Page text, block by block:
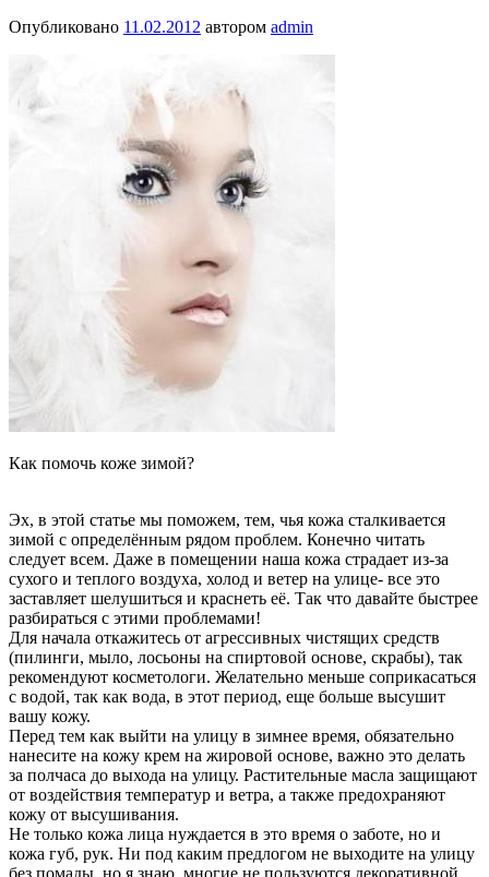
Опубликовано 11.02.2012 автором admin
Как помочь коже зимой?
Эх, в этой статье мы поможем, тем, чья кожа сталкивается
зимой с определённым рядом проблем. Конечно читать
следует всем. Даже в помещении наша кожа страдает из-за
сухого и теплого воздуха, холод и ветер на улице- все это
заставляет шелушиться и краснеть её. Так что давайте быстрее
разбираться с этими проблемами!
Для начала откажитесь от агрессивных чистящих средств
(пилинги, мыло, лосьоны на спиртовой основе, скрабы), так
рекомендуют косметологи. Желательно меньше соприкасаться
с водой, так как вода, в этот период, еще больше высушит
вашу кожу.
Перед тем как выйти на улицу в зимнее время, обязательно
нанесите на кожу крем на жировой основе, важно это делать
за полчаса до выхода на улицу. Растительные масла защищают
от воздействия температур и ветра, а также предохраняют
кожу от высушивания.
Не только кожа лица нуждается в это время о заботе, но и
кожа губ, рук. Ни под каким предлогом не выходите на улицу